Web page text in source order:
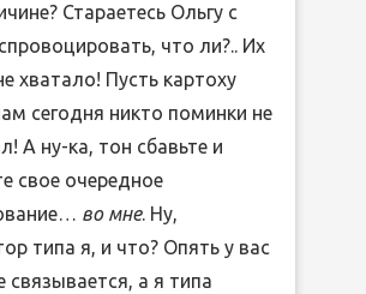
Стараетесь Ольгу с
что ли?.. Их
хватало! Пусть картоху
сегодня никто поминки не
А ну-ка, тон сбавьте и
свое очередное
во мне. Ну,
типа я, и что? Опять у вас
связывается, а я типа